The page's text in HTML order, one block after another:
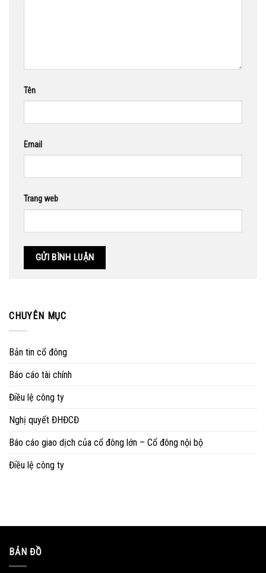
Tên
Email
Trang web
CHUYÊN MỤC
Bản tin cổ đông
Báo cáo tài chính
Điều lệ công ty
Nghị quyết ĐHĐCĐ
Báo cáo giao dịch của cổ đông lớn – Cổ đông nội bộ
Điều lệ công ty
BẢN ĐỒ